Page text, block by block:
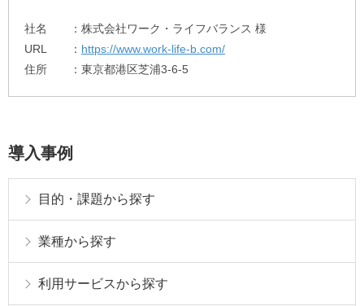
社名
株式会社ワーク・ライフバランス 様
URL
https://www.work-life-b.com/
住所
東京都港区芝浦3-6-5
導入事例
目的・課題から探す
業種から探す
利用サービスから探す